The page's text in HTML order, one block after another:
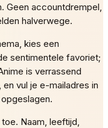
Geen accountdrempel,
halverwege.
kies een
sentimentele favoriet;
is verrassend
vul je e-mailadres in
Naam, leeftijd,